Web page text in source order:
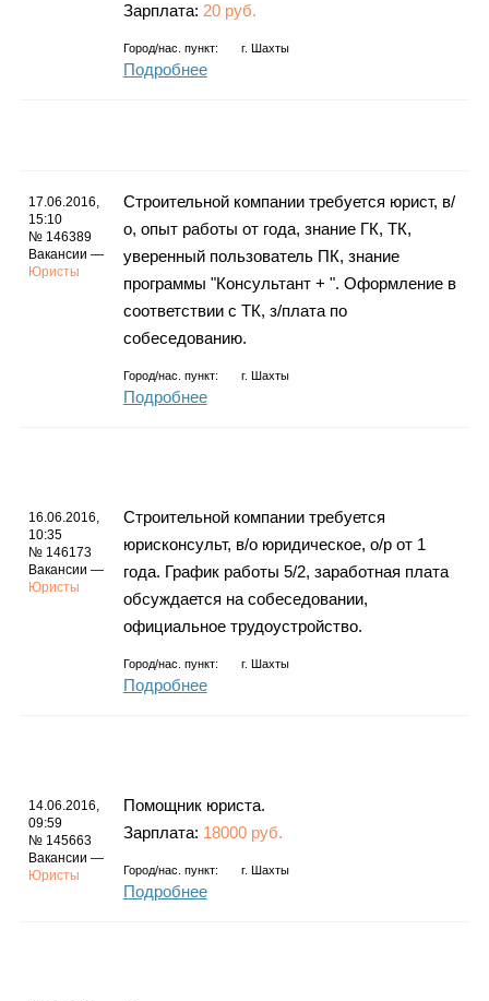
Зарплата: 20 руб.
Город/нас. пункт: г. Шахты
Подробнее
17.06.2016,
15:10
№ 146389
Вакансии —
Юристы
Строительной компании требуется юрист, в/
о, опыт работы от года, знание ГК, ТК,
уверенный пользователь ПК, знание
программы "Консультант + ". Оформление в
соответствии с ТК, з/плата по
собеседованию.
Город/нас. пункт: г. Шахты
Подробнее
16.06.2016,
10:35
№ 146173
Вакансии —
Юристы
Строительной компании требуется
юрисконсульт, в/о юридическое, о/р от 1
года. График работы 5/2, заработная плата
обсуждается на собеседовании,
официальное трудоустройство.
Город/нас. пункт: г. Шахты
Подробнее
14.06.2016,
09:59
№ 145663
Вакансии —
Юристы
Помощник юриста.
Зарплата: 18000 руб.
Город/нас. пункт: г. Шахты
Подробнее